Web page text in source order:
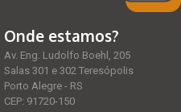
Onde estamos?
Av. Eng. Ludolfo Boehl, 205
Salas 301 e 302 Teresópolis
Porto Alegre - RS
CEP: 91720-150